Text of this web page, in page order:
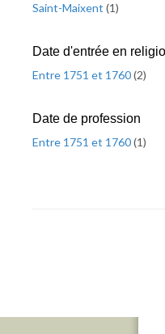
Saint-Maixent (1)
Date d'entrée en
Entre 1751 et 1760(2)
Date de profession
Entre 1751 et 1760(1)